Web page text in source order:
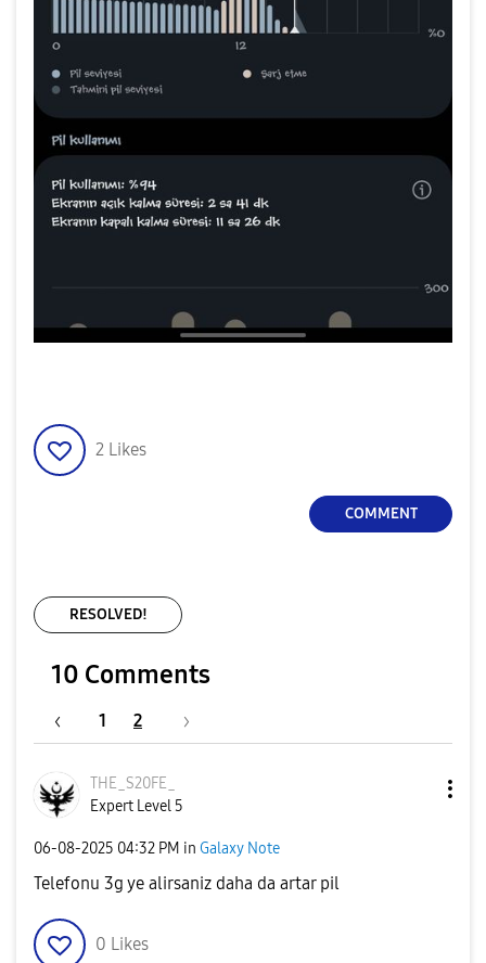
2 Likes
COMMENT
RESOLVED!
10 Comments
1 2
THE_S20FE_
Expert Level 5
‎06-08-2025 04:32 PM in Galaxy Note
Telefonu 3g ye alirsaniz daha da artar pil
0 Likes